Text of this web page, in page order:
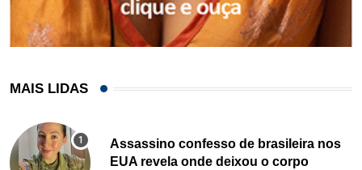
MAIS LIDAS
Assassino confesso de brasileira nos
EUA revela onde deixou o corpo